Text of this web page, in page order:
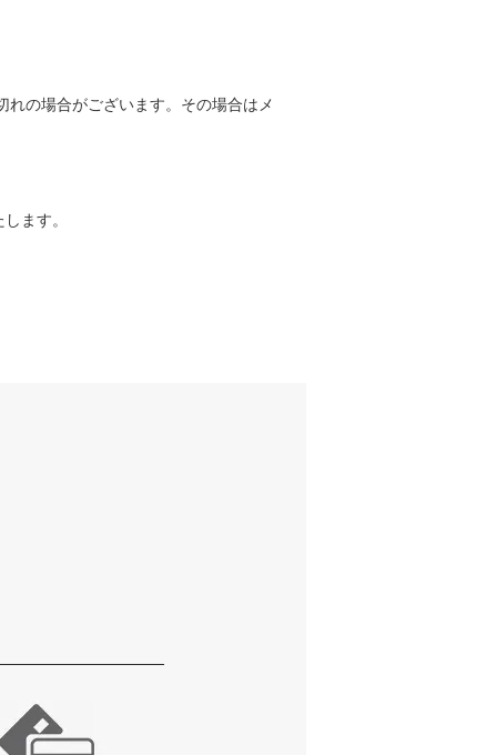
の場合がございます。その場合はメ
ます。